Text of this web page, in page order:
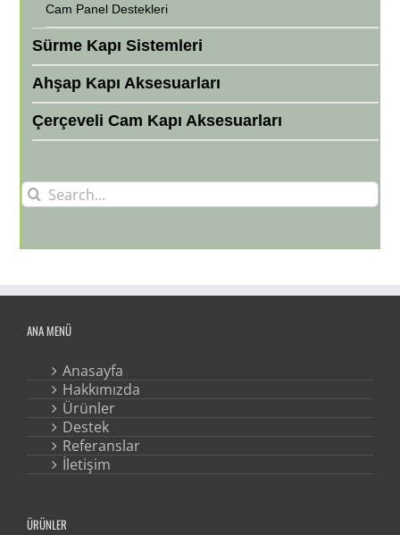
Cam Panel Destekleri
Sürme Kapı Sistemleri
Ahşap Kapı Aksesuarları
Çerçeveli Cam Kapı Aksesuarları
Search
for:
ANA MENÜ
Anasayfa
Hakkımızda
Ürünler
Destek
Referanslar
İletişim
ÜRÜNLER